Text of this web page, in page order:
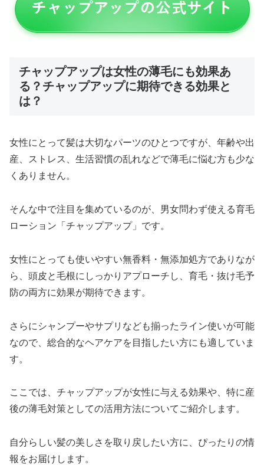
チャップアップは女性の薄毛にも効果あ
る？チャップアップに期待できる効果と
は？
女性にとって髪は大切なパーツのひとつですが、年齢や出
産、ストレス、生活習慣の乱れなどで薄毛に悩む方も少な
くありません。
そんな中で注目を集めているのが、男女問わず使える育毛
ローション「チャップアップ」です。
女性にとっても使いやすい無香料・無添加処方でありなが
ら、頭皮と毛根にしっかりアプローチし、育毛・抜け毛予
防の両方に効果が期待できます。
さらにシャンプーやサプリなども揃ったライン使いが可能
なので、総合的なヘアケアを目指したい方にも適していま
す。
ここでは、チャップアップが女性に与える効果や、特に産
後の薄毛対策としての活用方法についてご紹介します。
自分らしい髪の美しさを取り戻したい方に、ぴったりの情
報をお届けします。